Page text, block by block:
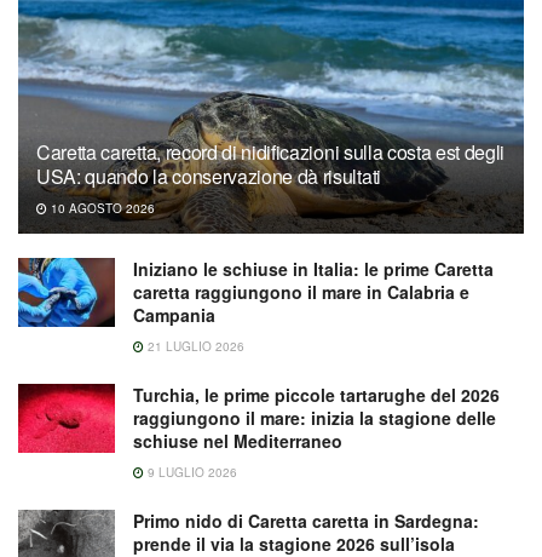
Caretta caretta, record di nidificazioni sulla costa est degli
USA: quando la conservazione dà risultati
10 AGOSTO 2026
Iniziano le schiuse in Italia: le prime Caretta
caretta raggiungono il mare in Calabria e
Campania
21 LUGLIO 2026
Turchia, le prime piccole tartarughe del 2026
raggiungono il mare: inizia la stagione delle
schiuse nel Mediterraneo
9 LUGLIO 2026
Primo nido di Caretta caretta in Sardegna:
prende il via la stagione 2026 sull’isola